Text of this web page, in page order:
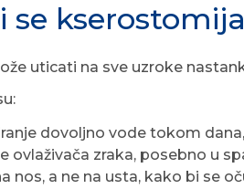
se
uticati na sve uzroke
dovoljno vode tokom
ovlaživača zraka, posebno u
nos, a ne na usta, kako bi se